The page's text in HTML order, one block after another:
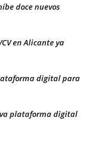
doce nuevos
en Alicante ya
digital para
plataforma digital